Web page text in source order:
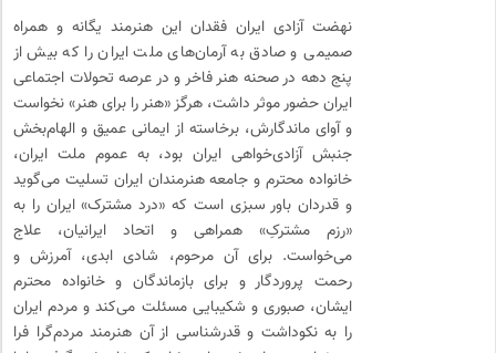
نهضت آزادی ایران فقدان این هنرمند یگانه و همراه
صمیمی و صادق به آرمان‌های ملت ایران را که بیش از
پنج دهه در صحنه هنر فاخر و در عرصه تحولات اجتماعی
ایران حضور موثر داشت، هرگز «هنر را برای هنر» نخواست
و آوای ماندگارش، برخاسته از ایمانی عمیق و الهام‌بخش
جنبش آزادی‌خواهی ایران بود، به عموم ملت ایران،
خانواده محترم و جامعه هنرمندان ایران تسلیت می‌گوید
و قدردان باور سبزی است که «درد مشترک» ایران را به
«رزم مشترکِ» همراهی و اتحاد ایرانیان، علاج
می‌خواست. برای آن مرحوم، شادی ابدی، آمرزش و
رحمت پروردگار و برای بازماندگان و خانواده محترم
ایشان، صبوری و شکیبایی مسئلت می‌کند و مردم ایران
را به نکوداشت و قدرشناسی از آن هنرمند مردم‌گرا فرا